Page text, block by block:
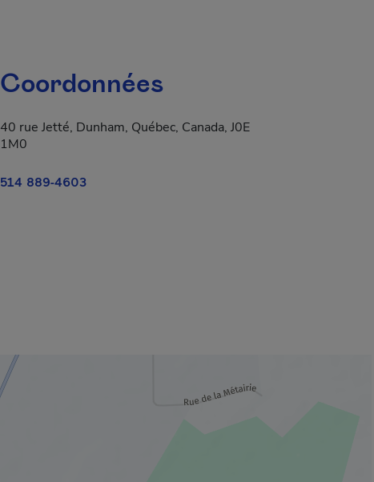
Coordonnées
40 rue Jetté, Dunham, Québec, Canada, J0E
1M0
514 889-4603